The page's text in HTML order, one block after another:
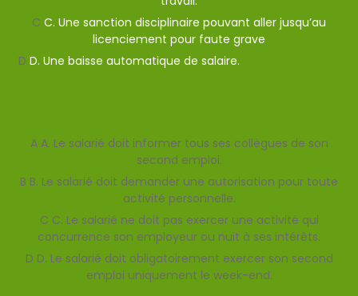
C C. Une sanction disciplinaire pouvant aller jusqu’au
licenciement pour faute grave
D D. Une baisse automatique de salaire.
A A. Le salarié doit informer tous ses collègues de son
second emploi.
B B. Le salarié doit demander une autorisation pour toute
activité personnelle.
C C. Le salarié ne doit pas exercer une activité qui
concurrence son employeur ou nuit à ses intérêts.
D D. Le salarié doit obligatoirement exercer son second
emploi uniquement le week-end.